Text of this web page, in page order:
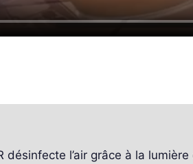
désinfecte l’air grâce à la